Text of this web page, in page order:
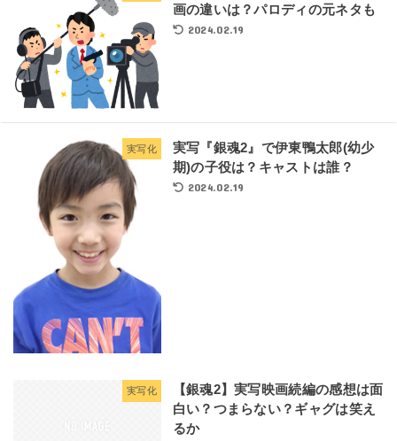
画の違いは？パロディの元ネタも
2024.02.19
実写化
実写『銀魂2』で伊東鴨太郎(幼少
期)の子役は？キャストは誰？
2024.02.19
実写化
【銀魂2】実写映画続編の感想は面
白い？つまらない？ギャグは笑え
るか